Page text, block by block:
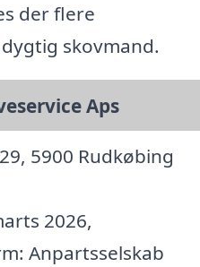
der flere
skovmand.
Aps
5900 Rudkøbing
2026,
Anpartsselskab